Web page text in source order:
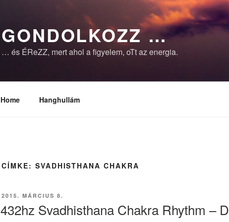
GONDOLKOZZ …
… és ÉReZZ, mert ahol a figyelem, oTt az energia.
Home Hanghullám
CÍMKE: SVADHISTHANA CHAKRA
BEKÜLDVE:
2015. MÁRCIUS 8.
432hz Svadhisthana Chakra Rhythm – D